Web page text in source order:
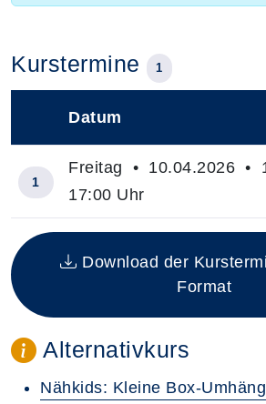
Kurstermine 1
Insgesamt gibt es 1 Termine
Datum
1
Freitag • 10.04.2026 •
17:00 Uhr
Download der
Format
Alternativkurs
Nähkids: Kleine Box-